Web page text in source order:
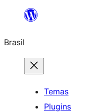
o
conteúdo
Brasil
Temas
Plugins